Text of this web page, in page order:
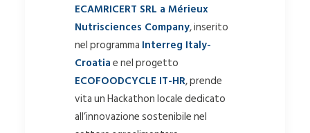
ECAMRICERT SRL a Mérieux
Nutrisciences Company, inserito
nel programma Interreg Italy-
Croatiae nel progetto
ECOFOODCYCLE IT-HR, prende
vita un Hackathon locale dedicato
all’innovazione sostenibile nel